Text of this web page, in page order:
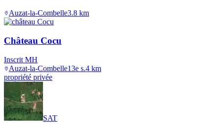
Auzat-la-Combelle3.8 km
Château Cocu
Inscrit MH
Auzat-la-Combelle13e s.4 km
propriété privée
SAT